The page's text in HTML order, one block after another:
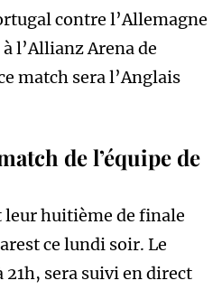
contre l’Allemagne
l’Allianz Arena de
match sera l’Anglais
de l’équipe de
leur huitième de finale
ce lundi soir. Le
21h, sera suivi en direct